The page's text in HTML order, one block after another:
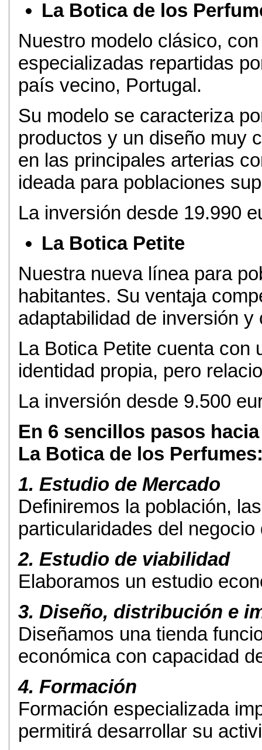
La Botica de los
Nuestro modelo clásico,
especializadas repartidas
país vecino, Portugal.
Su modelo se caracteriza
productos y un diseño muy
en las principales arterias
ideada para poblaciones
La inversión desde 19.990
La Botica Petite
Nuestra nueva línea para
habitantes. Su ventaja
adaptabilidad de inversión y
La Botica Petite cuenta con
identidad propia, pero
La inversión desde 9.500
En 6 sencillos pasos
La Botica de los
1. Estudio de Mercado
Definiremos la población,
particularidades del
2. Estudio de viabilidad
Elaboramos un estudio
3. Diseño, distribución e
Diseñamos una tienda
económica con capacidad
4. Formación
Formación especializada
permitirá desarrollar su